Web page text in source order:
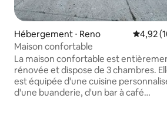
Hébergement ⋅ Reno
4,92
Maison confortable
La maison confortable est
rénovée et dispose de 3 chambres.
est équipée d'une cuisine
d'une buanderie, d'un bar à café